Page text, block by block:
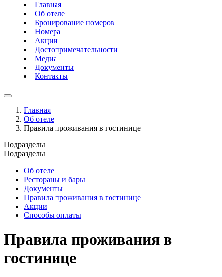
Главная
Об отеле
Бронирование номеров
Номера
Акции
Достопримечательности
Медиа
Документы
Контакты
Главная
Об отеле
Правила проживания в гостинице
Подразделы
Подразделы
Об отеле
Рестораны и бары
Документы
Правила проживания в гостинице
Акции
Способы оплаты
Правила проживания в
гостинице